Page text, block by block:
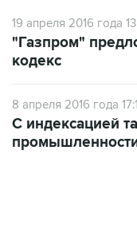
кодекс
8 апреля 2016 года 17:14
промышленности